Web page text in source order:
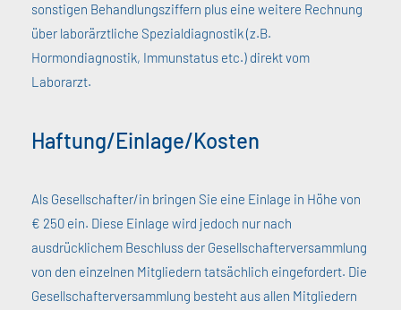
sonstigen Behandlungsziffern plus eine weitere Rechnung
über laborärztliche Spezialdiagnostik (z.B.
Hormondiagnostik, Immunstatus etc.) direkt vom
Laborarzt.
Haftung/Einlage/Kosten
Als Gesellschafter/in bringen Sie eine Einlage in Höhe von
€ 250 ein. Diese Einlage wird jedoch nur nach
ausdrücklichem Beschluss der Gesellschafterversammlung
von den einzelnen Mitgliedern tatsächlich eingefordert. Die
Gesellschafterversammlung besteht aus allen Mitgliedern